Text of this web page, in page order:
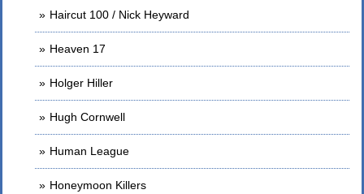
Haircut 100 / Nick Heyward
Heaven 17
Holger Hiller
Hugh Cornwell
Human League
Honeymoon Killers